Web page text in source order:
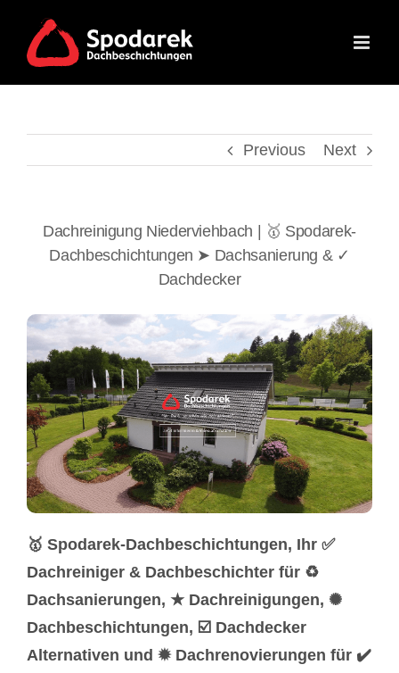
content
Previous Next
Dachreinigung Niederviehbach | 🥇 Spodarek-
Dachbeschichtungen ➤ Dachsanierung & ✓
Dachdecker
🥇 Spodarek-Dachbeschichtungen, Ihr ✅
Dachreiniger & Dachbeschichter für ♻
Dachsanierungen, ★ Dachreinigungen, ✺
Dachbeschichtungen, ☑️ Dachdecker
Alternativen und ✹ Dachrenovierungen für ✔️